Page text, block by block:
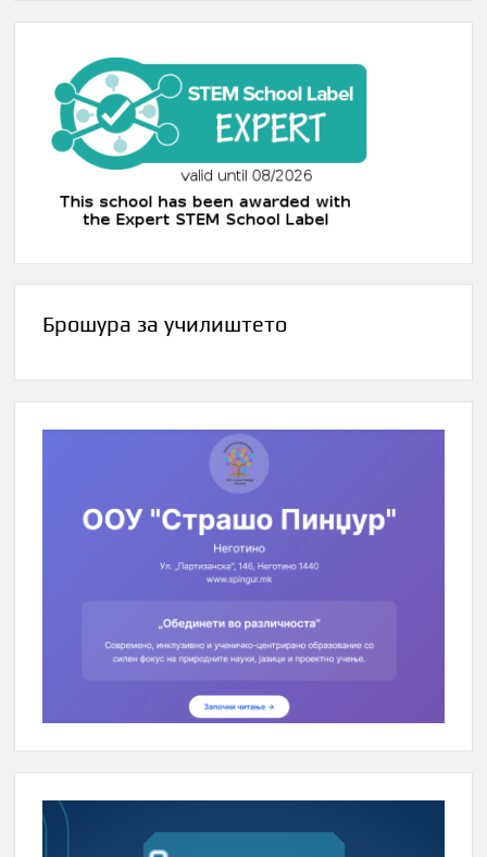
Брошура за училиштето